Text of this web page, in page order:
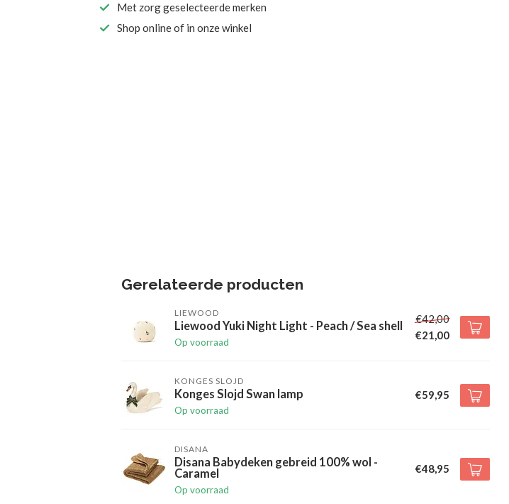
Met zorg geselecteerde merken
Shop online of in onze winkel
Gerelateerde producten
LIEWOOD
Liewood Yuki Night Light - Peach / Sea shell
Op voorraad
€42,00
€21,00
KONGES SLOJD
Konges Slojd Swan lamp
Op voorraad
€59,95
DISANA
Disana Babydeken gebreid 100% wol -
Caramel
Op voorraad
€48,95